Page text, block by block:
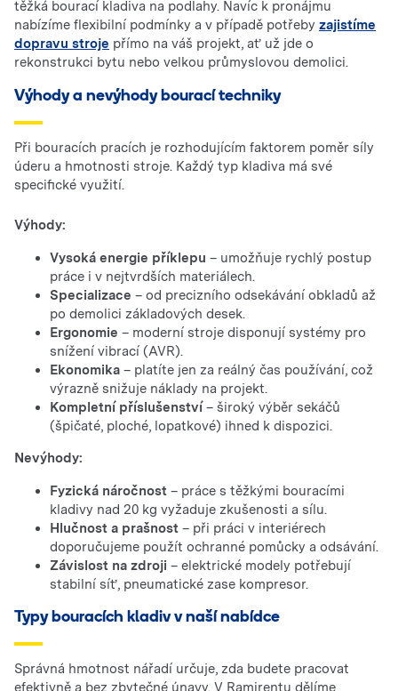
těžká bourací kladiva na podlahy. Navíc k pronájmu
nabízíme flexibilní podmínky a v případě potřeby zajistíme
dopravu stroje přímo na váš projekt, ať už jde o
rekonstrukci bytu nebo velkou průmyslovou demolici.
Výhody a nevýhody bourací techniky
Při bouracích pracích je rozhodujícím faktorem poměr síly
úderu a hmotnosti stroje. Každý typ kladiva má své
specifické využití.
Výhody:
Vysoká energie příklepu – umožňuje rychlý postup
práce i v nejtvrdších materiálech.
Specializace – od precizního odsekávání obkladů až
po demolici základových desek.
Ergonomie – moderní stroje disponují systémy pro
snížení vibrací (AVR).
Ekonomika – platíte jen za reálný čas používání, což
výrazně snižuje náklady na projekt.
Kompletní příslušenství– široký výběr sekáčů
(špičaté, ploché, lopatkové) ihned k dispozici.
Nevýhody:
Fyzická náročnost – práce s těžkými bouracími
kladivy nad 20 kg vyžaduje zkušenosti a sílu.
Hlučnost a prašnost – při práci v interiérech
doporučujeme použít ochranné pomůcky a odsávání.
Závislost na zdroji – elektrické modely potřebují
stabilní síť, pneumatické zase kompresor.
Typy bouracích kladiv v naší nabídce
Správná hmotnost nářadí určuje, zda budete pracovat
efektivně a bez zbytečné únavy. V Ramirentu dělíme